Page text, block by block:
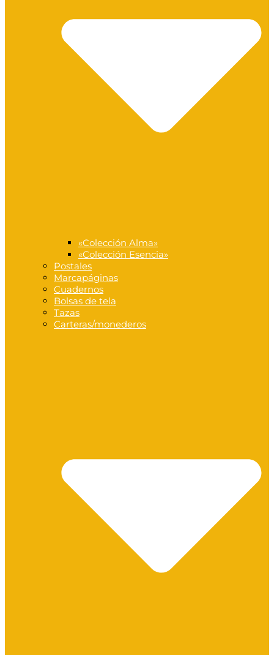
«Colección Alma»
«Colección Esencia»
Postales
Marcapáginas
Cuadernos
Bolsas de tela
Tazas
Carteras/monederos